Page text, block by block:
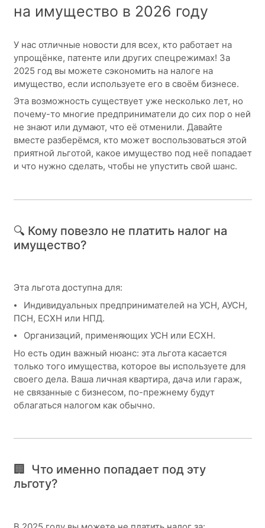
на имущество в 2026 году
У нас отличные новости для всех, кто работает на
упрощёнке, патенте или других спецрежимах! За
2025 год вы можете сэкономить на налоге на
имущество, если используете его в своём бизнесе.
Эта возможность существует уже несколько лет, но
почему-то многие предприниматели до сих пор о ней
не знают или думают, что её отменили. Давайте
вместе разберёмся, кто может воспользоваться этой
приятной льготой, какое имущество под неё попадает
и что нужно сделать, чтобы не упустить свой шанс.
🔍 Кому повезло не платить налог на
имущество?
Эта льгота доступна для:
⦁ Индивидуальных предпринимателей на УСН, АУСН,
ПСН, ЕСХН или НПД.
⦁ Организаций, применяющих УСН или ЕСХН.
Но есть один важный нюанс: эта льгота касается
только того имущества, которое вы используете для
своего дела. Ваша личная квартира, дача или гараж,
не связанные с бизнесом, по-прежнему будут
облагаться налогом как обычно.
🏢 Что именно попадает под эту
льготу?